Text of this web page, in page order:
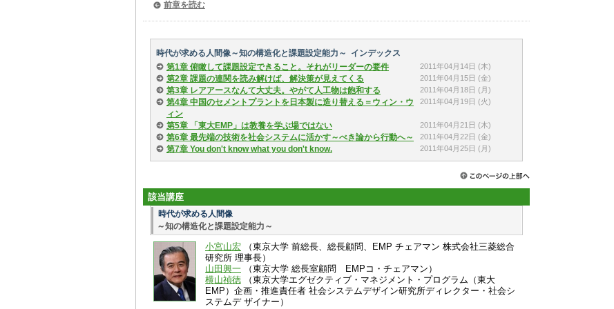
前章を読む
時代が求める人間像～知の構造化と課題設定能力～ インデックス
第1章 俯瞰して課題設定できること。それがリーダーの要件 2011年04月14日 (木)
第2章 課題の連関を読み解けば、解決策が見えてくる
2011年04月15日 (金)
第3章 レアアースなんて大丈夫。やがて人工物は飽和する
2011年04月18日 (月)
第4章 中国のセメントプラントを日本製に造り替える＝ウィン・ウ
ィン
2011年04月19日 (火)
第5章 「東大EMP」は教養を学ぶ場ではない 2011年04月21日 (木)
第6章 最先端の技術を社会システムに活かす～べき論から行動へ～
2011年04月22日 (金)
第7章 You don't know what you don't know.
2011年04月25日 (月)
該当講座
時代が求める人間像
～知の構造化と課題設定能力～
小宮山宏 （東京大学 前総長、総長顧問、EMP チェアマン 株式会社三菱総合
研究所 理事長）
山田興一 （東京大学 総長室顧問 EMPコ・チェアマン）
横山禎徳 （東京大学エグゼクティブ・マネジメント・プログラム（東大
EMP）企画・推進責任者 社会システムデザイン研究所ディレクター・社会シ
ステムデ ザイナー）